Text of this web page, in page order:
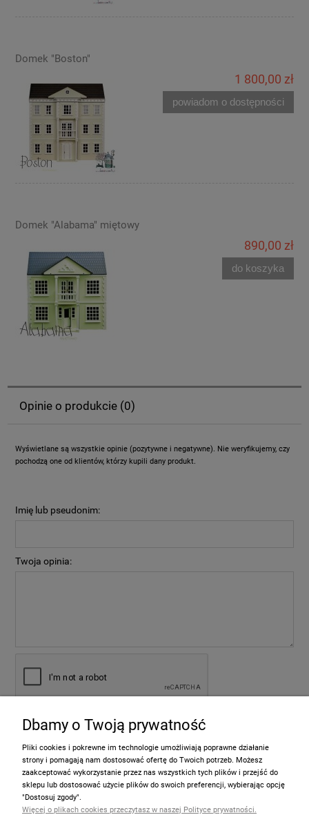
Domek "Boston"
1 800,00 zł
powiadom o dostępności
Domek "Alabama" miętowy
890,00 zł
do koszyka
Opinie o produkcie (0)
Wyświetlane są wszystkie opinie (pozytywne i negatywne). Nie weryfikujemy, czy
pochodzą one od klientów, którzy kupili dany produkt.
Imię lub pseudonim:
Twoja opinia:
Informacje
Dbamy o Twoją prywatność
Pliki cookies i pokrewne im technologie umożliwiają poprawne działanie
strony i pomagają nam dostosować ofertę do Twoich potrzeb. Możesz
zaakceptować wykorzystanie przez nas wszystkich tych plików i przejść do
sklepu lub dostosować użycie plików do swoich preferencji, wybierając opcję
"Dostosuj zgody".
Więcej o plikach cookies przeczytasz w naszej Polityce prywatności.